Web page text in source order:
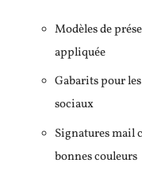
Modèles de
appliquée
Gabarits pour
sociaux
Signatures mail
bonnes couleurs